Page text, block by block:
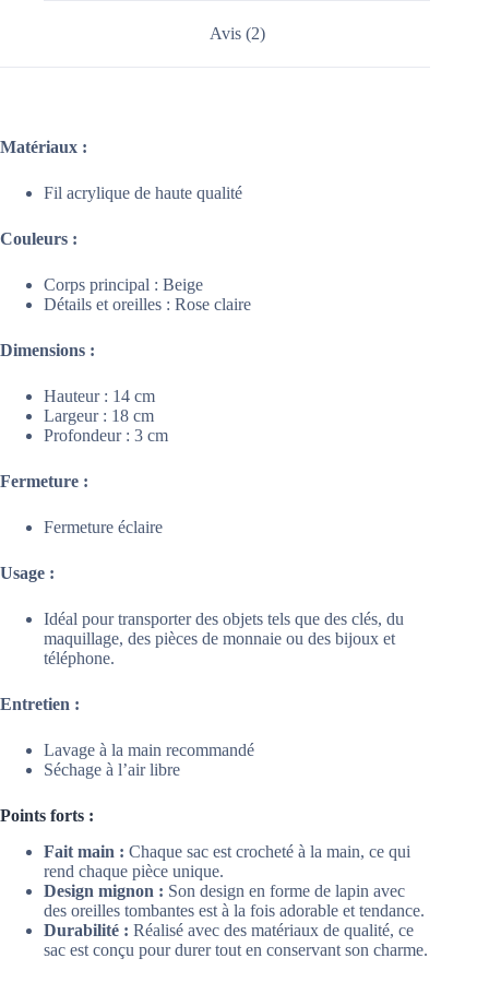
Avis (2)
Matériaux :
Fil acrylique de haute qualité
Couleurs :
Corps principal : Beige
Détails et oreilles : Rose claire
Dimensions :
Hauteur : 14 cm
Largeur : 18 cm
Profondeur : 3 cm
Fermeture :
Fermeture éclaire
Usage :
Idéal pour transporter des objets tels que des clés, du
maquillage, des pièces de monnaie ou des bijoux et
téléphone.
Entretien :
Lavage à la main recommandé
Séchage à l’air libre
Points forts :
Fait main : Chaque sac est crocheté à la main, ce qui
rend chaque pièce unique.
Design mignon : Son design en forme de lapin avec
des oreilles tombantes est à la fois adorable et tendance.
Durabilité : Réalisé avec des matériaux de qualité, ce
sac est conçu pour durer tout en conservant son charme.